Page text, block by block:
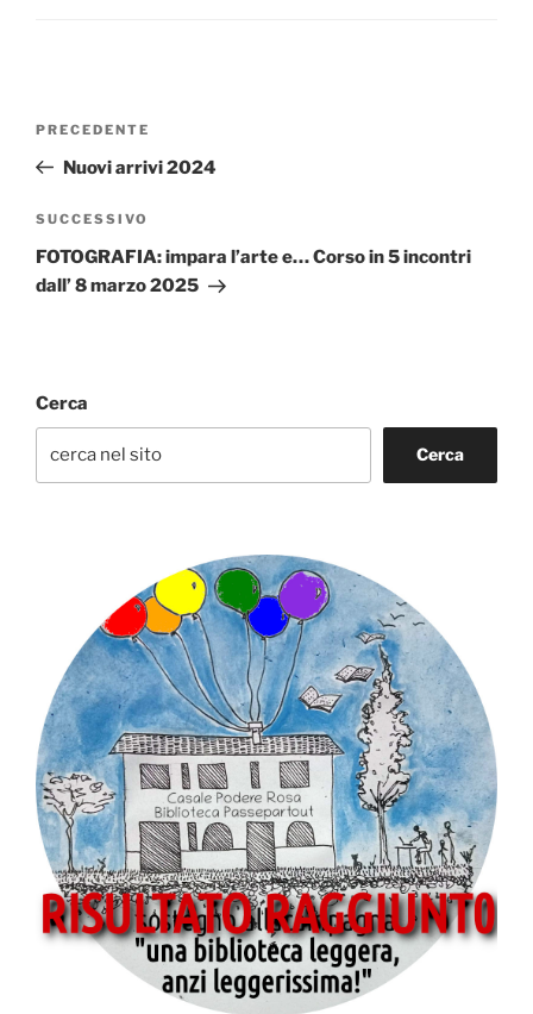
Articolo
precedente:
PRECEDENTE
Nuovi arrivi 2024
Articolo
successivo
SUCCESSIVO
FOTOGRAFIA: impara l’arte e… Corso in 5 incontri
dall’ 8 marzo 2025
Cerca
Cerca